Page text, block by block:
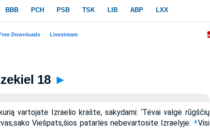
18 ►
vartojate Izraelio krašte, sakydami: ‘Tėvai valgė rūgščių
Viešpats,­šios patarlės nebevartosite Izraelyje. 4 Visi